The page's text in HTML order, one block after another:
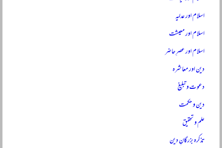
اسلام اور عدلیہ
اسلام اور معیشت
اسلام اور عصرِ حاضر
دین اور معاشرہ
دعوت و تبلیغ
دین و حکمت
علم و تحقیق
تذکرہ بزرگانِ دین